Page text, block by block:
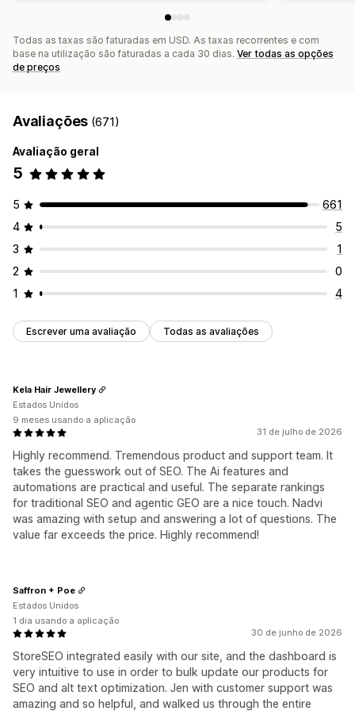
Todas as taxas são faturadas em USD. As taxas recorrentes e com
base na utilização são faturadas a cada 30 dias. Ver todas as opções
de preços
Avaliações (671)
Avaliação geral
5
5
661
4
5
3
1
2
0
1
4
Escrever uma avaliação Todas as avaliações
31 de julho de 2026
Highly recommend. Tremendous product and support team. It
takes the guesswork out of SEO. The Ai features and
automations are practical and useful. The separate rankings
for traditional SEO and agentic GEO are a nice touch. Nadvi
was amazing with setup and answering a lot of questions. The
value far exceeds the price. Highly recommend!
Kela Hair Jewellery
Estados Unidos
9 meses usando a aplicação
30 de junho de 2026
StoreSEO integrated easily with our site, and the dashboard is
very intuitive to use in order to bulk update our products for
SEO and alt text optimization. Jen with customer support was
amazing and so helpful, and walked us through the entire
Saffron + Poe
Estados Unidos
1 dia usando a aplicação